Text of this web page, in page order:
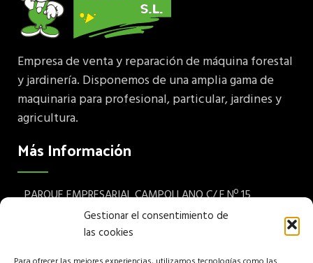
Gestionar el consentimiento de
las cookies
Empresa de venta y reparación de máquina forestal
y jardinería. Disponemos de una amplia gama de
maquinaria para profesional, particular, jardines y
agricultura.
Más Información
PARQUE EMPRESARIAL CAMPOLLANO C/ F Nº 15
Albacete 02007 España
Teléfono: (+34) 967 24 68 72